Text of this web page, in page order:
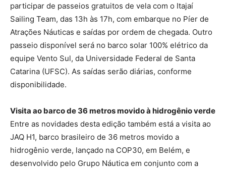
participar de passeios gratuitos de vela com o Itajaí
Sailing Team, das 13h às 17h, com embarque no Píer de
Atrações Náuticas e saídas por ordem de chegada. Outro
passeio disponível será no barco solar 100% elétrico da
equipe Vento Sul, da Universidade Federal de Santa
Catarina (UFSC). As saídas serão diárias, conforme
disponibilidade.
Visita ao barco de 36 metros movido à hidrogênio verde
Entre as novidades desta edição também está a visita ao
JAQ H1, barco brasileiro de 36 metros movido a
hidrogênio verde, lançado na COP30, em Belém, e
desenvolvido pelo Grupo Náutica em conjunto com a